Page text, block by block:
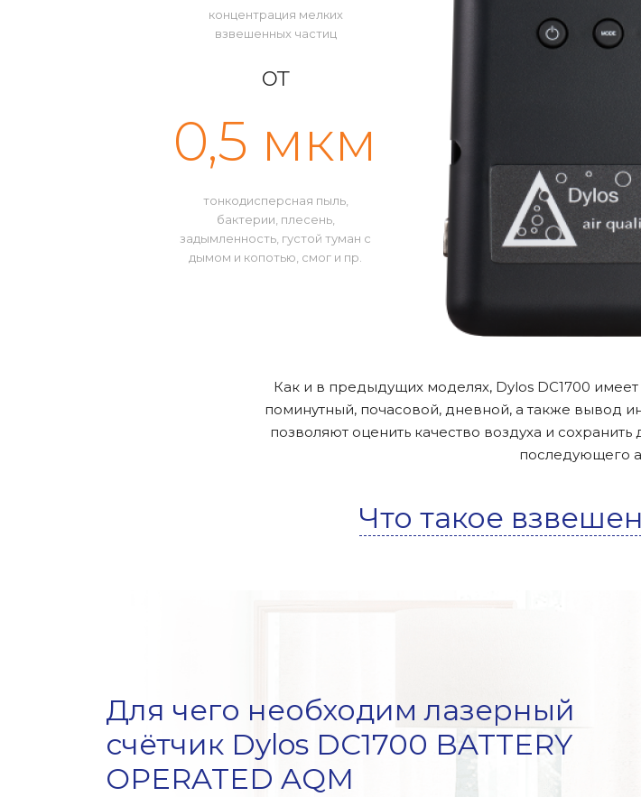
концентрация мелких
взвешенных частиц
от
0,5 мкм
тонкодисперсная пыль,
бактерии, плесень,
задымленность, густой туман с
дымом и копотью, смог и пр.
Как и в предыдущих моделях, Dylos DC1700
поминутный, почасовой, дневной, а также вывод
позволяют оценить качество воздуха и
последующего
Что такое
Для чего необходим лазерный
счётчик Dylos DC1700 BATTERY
OPERATED AQM